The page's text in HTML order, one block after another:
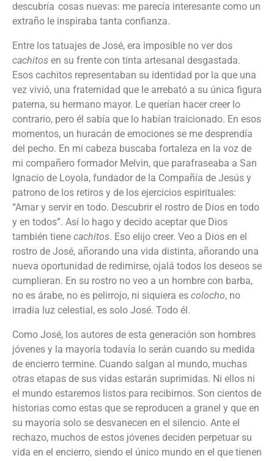
descubría cosas nuevas: me parecía interesante como un
extraño le inspiraba tanta confianza.
Entre los tatuajes de José, era imposible no ver dos
cachitos en su frente con tinta artesanal desgastada.
Esos cachitos representaban su identidad por la que una
vez vivió, una fraternidad que le arrebató a su única figura
paterna, su hermano mayor. Le querían hacer creer lo
contrario, pero él sabía que lo habían traicionado. En esos
momentos, un huracán de emociones se me desprendía
del pecho. En mi cabeza buscaba fortaleza en la voz de
mi compañero formador Melvin, que parafraseaba a San
Ignacio de Loyola, fundador de la Compañía de Jesús y
patrono de los retiros y de los ejercicios espirituales:
“Amar y servir en todo. Descubrir el rostro de Dios en todo
y en todos”. Así lo hago y decido aceptar que Dios
también tiene cachitos. Eso elijo creer. Veo a Dios en el
rostro de José, añorando una vida distinta, añorando una
nueva oportunidad de redimirse, ojalá todos los deseos se
cumplieran. En su rostro no veo a un hombre con barba,
no es árabe, no es pelirrojo, ni siquiera es colocho, no
irradia luz celestial, es solo José. Todo él .
Como José, los autores de esta generación son hombres
jóvenes y la mayoría todavía lo serán cuando su medida
de encierro termine. Cuando salgan al mundo, muchas
otras etapas de sus vidas estarán suprimidas. Ni ellos ni
el mundo estaremos listos para recibirnos. Son cientos de
historias como estas que se reproducen a granel y que en
su mayoría solo se desvanecen en el silencio. Ante el
rechazo, muchos de estos jóvenes deciden perpetuar su
vida en el encierro, siendo el único mundo en el que tienen